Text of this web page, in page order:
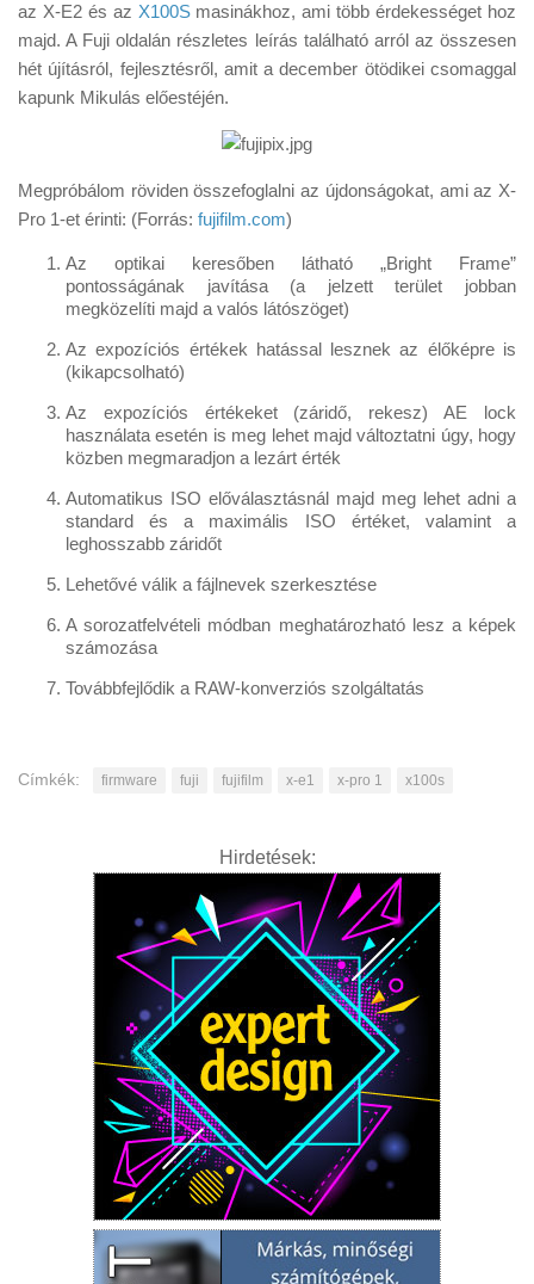
Helyszíni Riport
E-BB
az X-E2 és az X100Smasinákhoz, ami több érdekességet hoz
majd. A Fuji oldalán részletes leírás található arról az összesen
hét újításról, fejlesztésről, amit a december ötödikei csomaggal
kapunk Mikulás előestéjén.
Megpróbálom röviden összefoglalni az újdonságokat, ami az X-
Pro 1-et érinti: (Forrás: fujifilm.com)
Az optikai keresőben látható „Bright Frame”
pontosságának javítása (a jelzett terület jobban
megközelíti majd a valós látószöget)
Az expozíciós értékek hatással lesznek az élőképre is
(kikapcsolható)
Az expozíciós értékeket (záridő, rekesz) AE lock
használata esetén is meg lehet majd változtatni úgy, hogy
közben megmaradjon a lezárt érték
Automatikus ISO előválasztásnál majd meg lehet adni a
standard és a maximális ISO értéket, valamint a
leghosszabb záridőt
Lehetővé válik a fájlnevek szerkesztése
A sorozatfelvételi módban meghatározható lesz a képek
számozása
Továbbfejlődik a RAW-konverziós szolgáltatás
Címkék: firmware fuji fujifilm x-e1 x-pro 1 x100s
Hirdetések: